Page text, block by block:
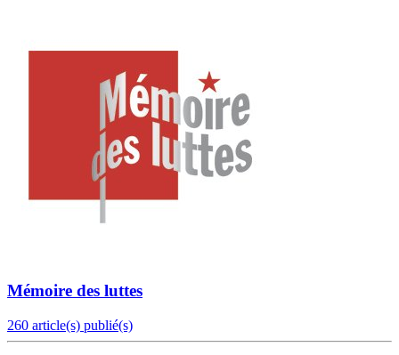
Mémoire des luttes
260 article(s) publié(s)